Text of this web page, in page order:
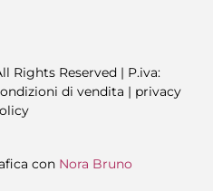
Rights Reserved | P.iva:
di vendita | privacy
con Nora Bruno